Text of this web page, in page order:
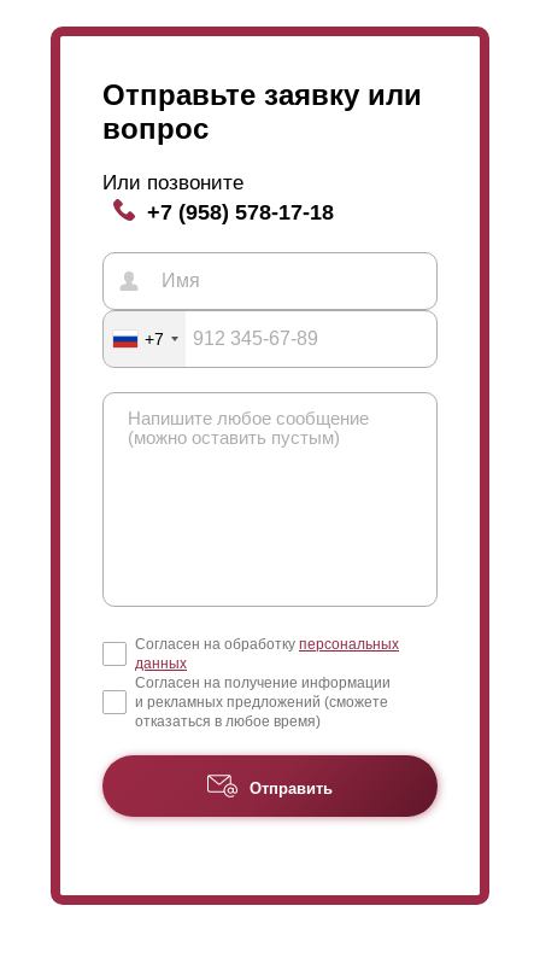
Отправьте заявку или
вопрос
Или позвоните
+7 (958) 578-17-18
+7
Согласен на обработку персональных
данных
Согласен на получение информации
и рекламных предложений (сможете
отказаться в любое время)
Отправить